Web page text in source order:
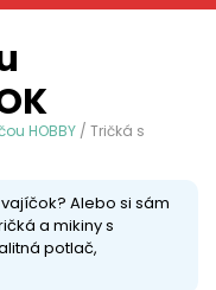
HOBBY / Tričká s
Alebo si sám
a mikiny s
potlač,